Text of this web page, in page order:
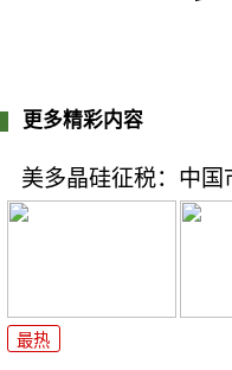
更多精彩内容
美多晶硅征税：中国
最热